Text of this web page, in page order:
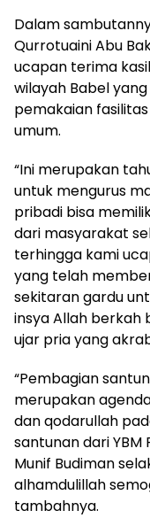
Dalam
Qurrotuaini Abu
ucapan terima
wilayah Babel
pemakaian
umum.
“Ini merupakan
untuk mengurus
pribadi bisa
dari masyarakat
terhingga kami
yang telah
sekitaran gardu
insya Allah berkah
ujar pria yang
“Pembagian
merupakan
dan qodarullah
santunan dari YBM
Munif Budiman
alhamdulillah
tambahnya.